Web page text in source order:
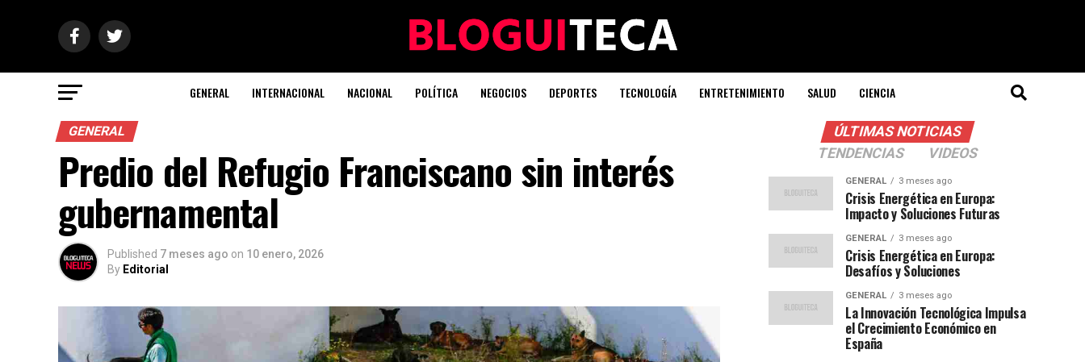
GENERAL INTERNACIONAL NACIONAL POLÍTICA NEGOCIOS DEPORTES TECNOLOGÍA ENTRETENIMIENTO SALUD CIENCIA
GENERAL
Predio del Refugio Franciscano sin interés
gubernamental
Published 7 meses ago on 10 enero, 2026
By Editorial
ÚLTIMAS NOTICIAS
TENDENCIAS
VIDEOS
GENERAL 3 meses ago
Crisis Energética en Europa:
Impacto y Soluciones Futuras
GENERAL 3 meses ago
Crisis Energética en Europa:
Desafíos y Soluciones
GENERAL 3 meses ago
La Innovación Tecnológica Impulsa
el Crecimiento Económico en
España